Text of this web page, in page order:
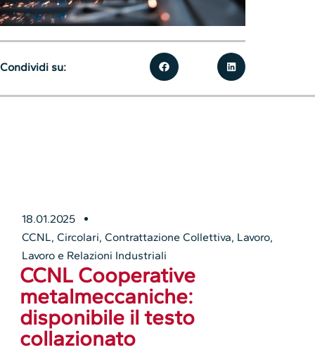
18.01.2025
CCNL,Circolari,Contrattazione Collettiva, Lavoro,
Lavoro e Relazioni Industriali
CCNL Cooperative
metalmeccaniche:
disponibile il testo
collazionato
Condividi su: